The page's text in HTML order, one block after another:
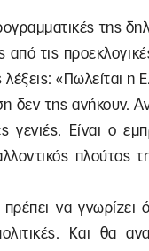
της
τις
«Πωλείται η
δεν της ανήκουν.
γενιές. Είναι ο
πλούτος
να γνωρίζει
Και θα